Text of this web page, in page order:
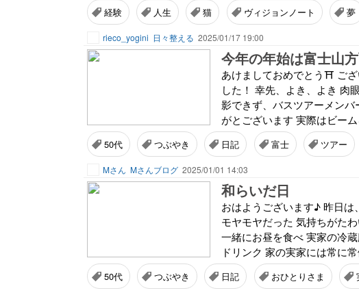
経験 人生 猫 ヴィジョンノート 夢
rieco_yogini 日々整える 2025/01/17 19:00
今年の年始は富士山
あけましておめでとう⛩ ご
した！ 幸先、よき、よき 肉
影できず、バスツアーメン
がとございます 実際はビー
50代 つぶやき 日記 富士 ツアー
Mさん Mさんブログ 2025/01/01 14:03
和らいだ日
おはようございます♪ 昨日は
モヤモヤだった 気持ちがた
一緒にお昼を食べ 実家の冷
ドリンク 家の実家には常に
50代 つぶやき 日記 おひとりさま